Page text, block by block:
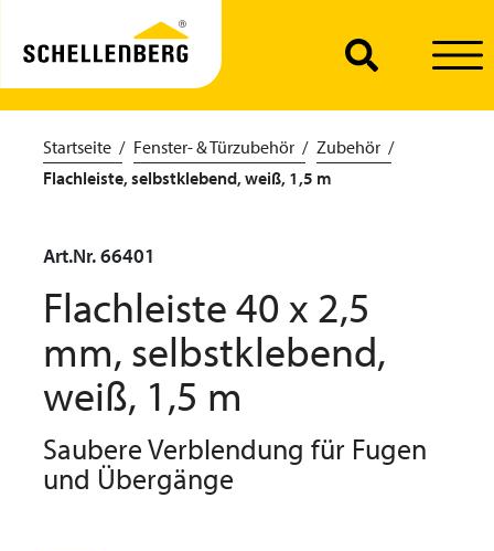
Startseite Fenster- & Türzubehör
Zubehör
Flachleiste, selbstklebend, weiß, 1,5 m
Art.Nr. 66401
Flachleiste 40 x 2,5
mm, selbstklebend,
weiß, 1,5 m
Saubere Verblendung für Fugen
und Übergänge